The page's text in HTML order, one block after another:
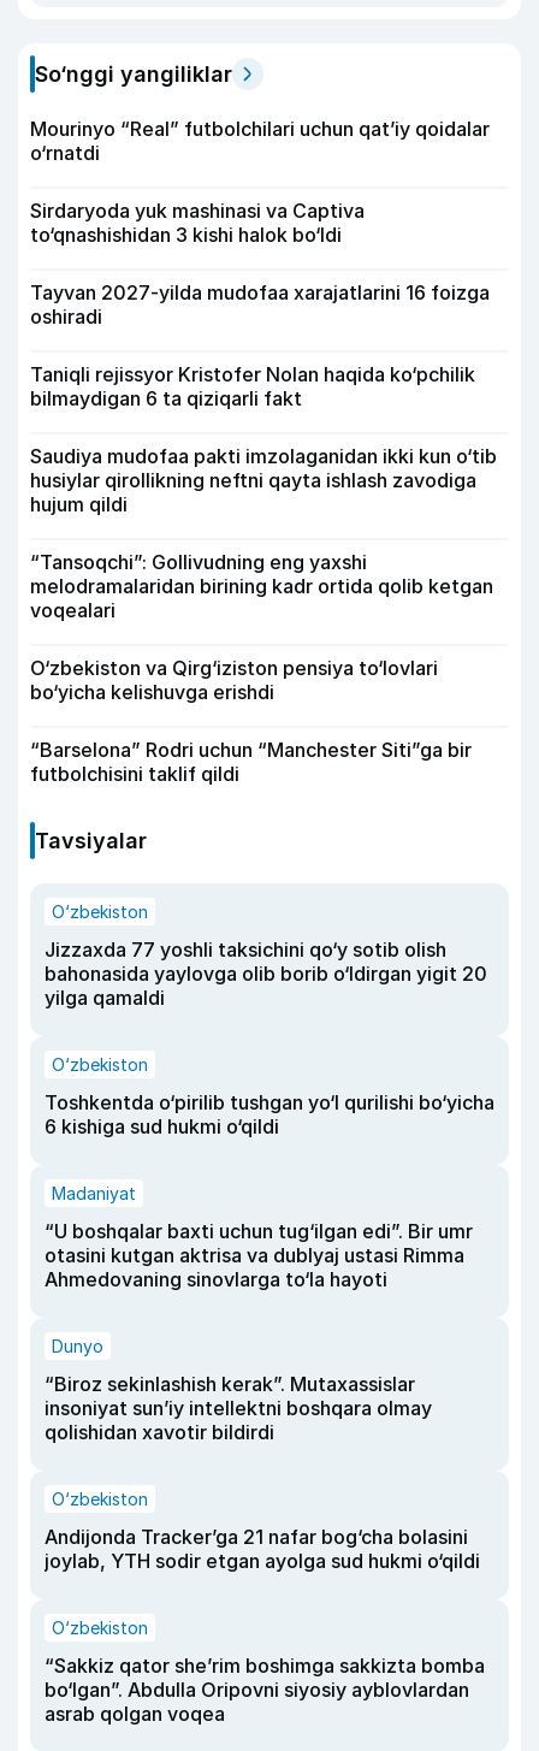
So‘nggi yangiliklar
Mourinyo “Real” futbolchilari uchun qat’iy qoidalar
o‘rnatdi
Sirdaryoda yuk mashinasi va Captiva
to‘qnashishidan 3 kishi halok bo‘ldi
Tayvan 2027-yilda mudofaa xarajatlarini 16 foizga
oshiradi
Taniqli rejissyor Kristofer Nolan haqida ko‘pchilik
bilmaydigan 6 ta qiziqarli fakt
Saudiya mudofaa pakti imzolaganidan ikki kun o‘tib
husiylar qirollikning neftni qayta ishlash zavodiga
hujum qildi
“Tansoqchi”: Gollivudning eng yaxshi
melodramalaridan birining kadr ortida qolib ketgan
voqealari
O‘zbekiston va Qirg‘iziston pensiya to‘lovlari
bo‘yicha kelishuvga erishdi
“Barselona” Rodri uchun “Manchester Siti”ga bir
futbolchisini taklif qildi
Tavsiyalar
O‘zbekiston
Jizzaxda 77 yoshli taksichini qo‘y sotib olish
bahonasida yaylovga olib borib o‘ldirgan yigit 20
yilga qamaldi
O‘zbekiston
Toshkentda o‘pirilib tushgan yo‘l qurilishi bo‘yicha
6 kishiga sud hukmi o‘qildi
Madaniyat
“U boshqalar baxti uchun tug‘ilgan edi”. Bir umr
otasini kutgan aktrisa va dublyaj ustasi Rimma
Ahmedovaning sinovlarga to‘la hayoti
Dunyo
“Biroz sekinlashish kerak”. Mutaxassislar
insoniyat sun’iy intellektni boshqara olmay
qolishidan xavotir bildirdi
O‘zbekiston
Andijonda Tracker’ga 21 nafar bog‘cha bolasini
joylab, YTH sodir etgan ayolga sud hukmi o‘qildi
O‘zbekiston
“Sakkiz qator she’rim boshimga sakkizta bomba
bo‘lgan”. Abdulla Oripovni siyosiy ayblovlardan
asrab qolgan voqea